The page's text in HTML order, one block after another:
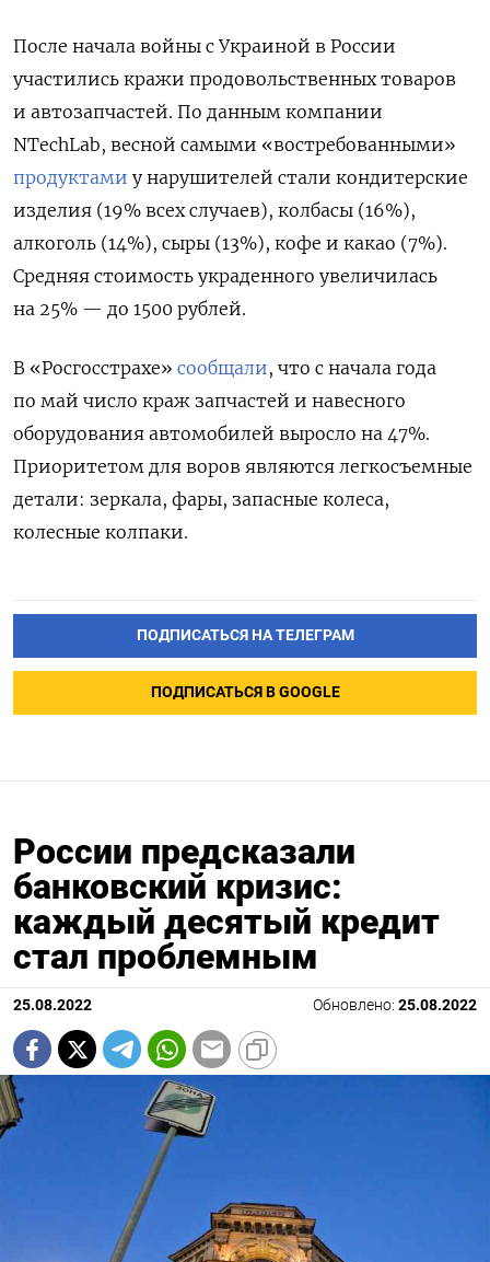
После начала войны с Украиной в России
участились кражи продовольственных товаров
и автозапчастей. По данным компании
NTechLab, весной самыми «востребованными»
продуктами у нарушителей стали кондитерские
изделия (19% всех случаев), колбасы (16%),
алкоголь (14%), сыры (13%), кофе и какао (7%).
Средняя стоимость украденного увеличилась
на 25% — до 1500 рублей.
В «Росгосстрахе» сообщали, что с начала года
по май число краж запчастей и навесного
оборудования автомобилей выросло на 47%.
Приоритетом для воров являются легкосъемные
детали: зеркала, фары, запасные колеса,
колесные колпаки.
ПОДПИСАТЬСЯ НА ТЕЛЕГРАМ
ПОДПИСАТЬСЯ В GOOGLE
России предсказали
банковский кризис:
каждый десятый кредит
стал проблемным
25.08.2022 Обновлено: 25.08.2022